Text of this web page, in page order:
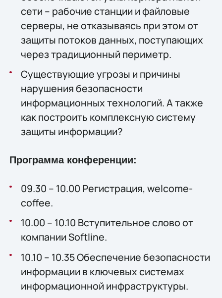
сети – рабочие станции и файловые
серверы, не отказываясь при этом от
защиты потоков данных, поступающих
через традиционный периметр.
Существующие угрозы и причины
нарушения безопасности
информационных технологий. А также
как построить комплексную систему
защиты информации?
Программа конференции:
09.30 – 10.00 Регистрация, welcome-
coffee.
10.00 – 10.10 Вступительное слово от
компании Softline.
10.10 – 10.35 Обеспечение безопасности
информации в ключевых системах
информационной инфраструктуры.